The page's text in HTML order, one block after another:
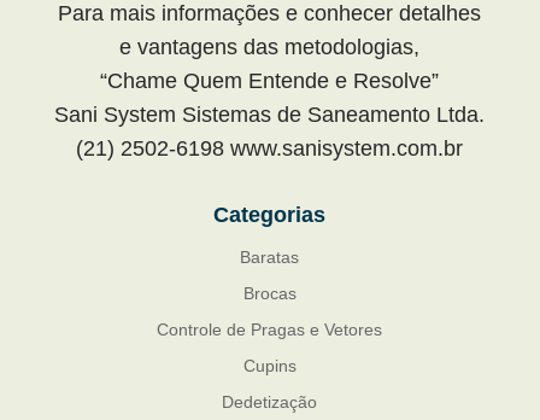
Para mais informações e conhecer detalhes
e vantagens das metodologias,
“Chame Quem Entende e Resolve”
Sani System Sistemas de Saneamento Ltda.
(21) 2502-6198 www.sanisystem.com.br
Categorias
Baratas
Brocas
Controle de Pragas e Vetores
Cupins
Dedetização